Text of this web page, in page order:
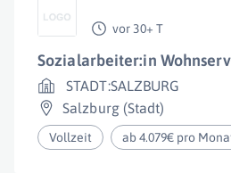
vor 30+ T
Sozialarbeiter:in
STADT:SALZBURG
Salzburg (Stadt)
Vollzeit ab 4.079€ pro